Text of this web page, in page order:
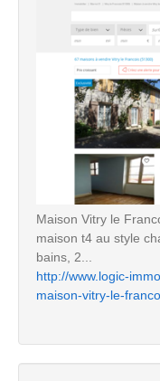
Maison Vitry le
maison t4 au style
bains, 2...
http://www.logic-
maison-vitry-le-